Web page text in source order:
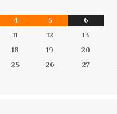
4 5 6
11 12 13
18 19 20
25 26 27